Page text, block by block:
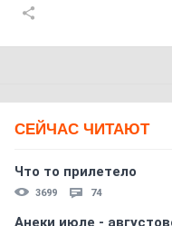
СЕЙЧАС ЧИТАЮТ
Что то прилетело
3699 74
Анеки июле -